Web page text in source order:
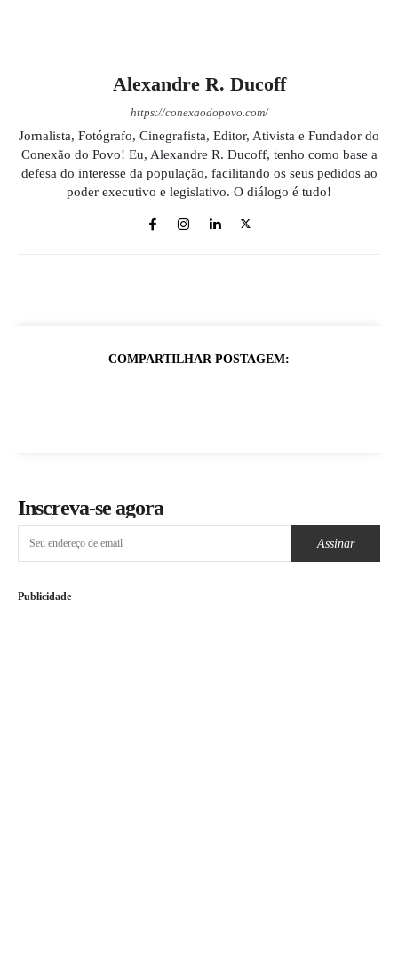
Alexandre R. Ducoff
https://conexaodopovo.com/
Jornalista, Fotógrafo, Cinegrafista, Editor, Ativista e Fundador do
Conexão do Povo! Eu, Alexandre R. Ducoff, tenho como base a
defesa do interesse da população, facilitando os seus pedidos ao
poder executivo e legislativo. O diálogo é tudo!
COMPARTILHAR POSTAGEM:
Inscreva-se agora
Assinar
Publicidade